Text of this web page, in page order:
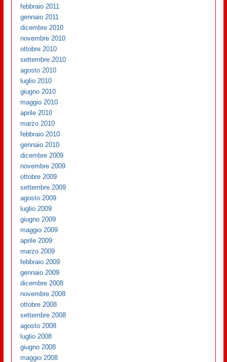
febbraio 2011
gennaio 2011
dicembre 2010
novembre 2010
ottobre 2010
settembre 2010
agosto 2010
luglio 2010
giugno 2010
maggio 2010
aprile 2010
marzo 2010
febbraio 2010
gennaio 2010
dicembre 2009
novembre 2009
ottobre 2009
settembre 2009
agosto 2009
luglio 2009
giugno 2009
maggio 2009
aprile 2009
marzo 2009
febbraio 2009
gennaio 2009
dicembre 2008
novembre 2008
ottobre 2008
settembre 2008
agosto 2008
luglio 2008
giugno 2008
maggio 2008